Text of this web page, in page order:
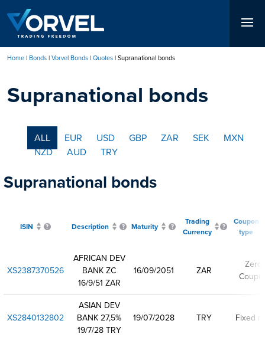
to
main
content
Home Bonds Vorvel Bonds Quotes Supranational bonds
Supranational bonds
ALL EUR USD GBP ZAR SEK
MXN
NZD
AUD TRY
Supranational bonds
ISIN Description Maturity
Trading
Currency
Coupon
type
XS2387370526
AFRICAN DEV
BANK ZC
16/9/51 ZAR
16/09/2051 ZAR
Zero
XS2840132802
ASIAN DEV
BANK 27,5%
19/7/28 TRY
19/07/2028 TRY Fixed